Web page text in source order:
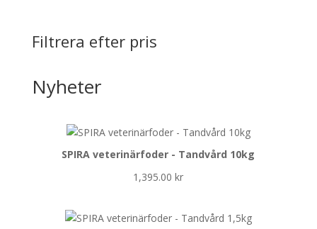
Filtrera efter pris
Nyheter
SPIRA veterinärfoder - Tandvård 10kg
1,395.00kr